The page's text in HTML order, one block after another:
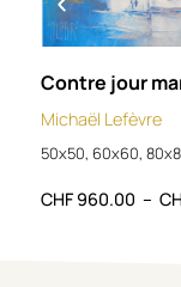
Contre jour
Michaël Lefèvre
50x50, 60x60,
CHF960.00 –